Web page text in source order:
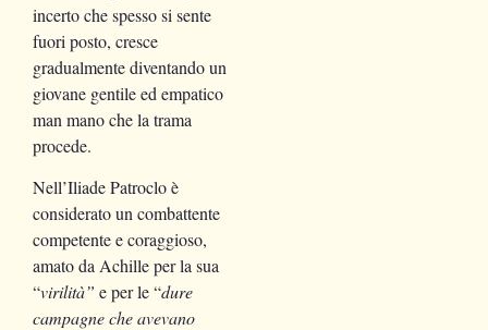
incerto che spesso si sente
fuori posto, cresce
gradualmente diventando un
giovane gentile ed empatico
man mano che la trama
procede.
Nell’Iliade Patroclo è
considerato un combattente
competente e coraggioso,
amato da Achille per la sua
“virilità” e per le “dure
campagne che avevano